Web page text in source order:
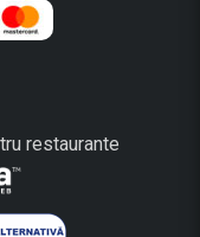
restaurante